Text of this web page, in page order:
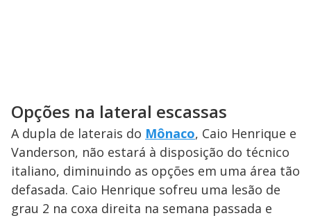
Opções na lateral escassas
A dupla de laterais do Mônaco, Caio Henrique e
Vanderson, não estará à disposição do técnico
italiano, diminuindo as opções em uma área tão
defasada. Caio Henrique sofreu uma lesão de
grau 2 na coxa direita na semana passada e